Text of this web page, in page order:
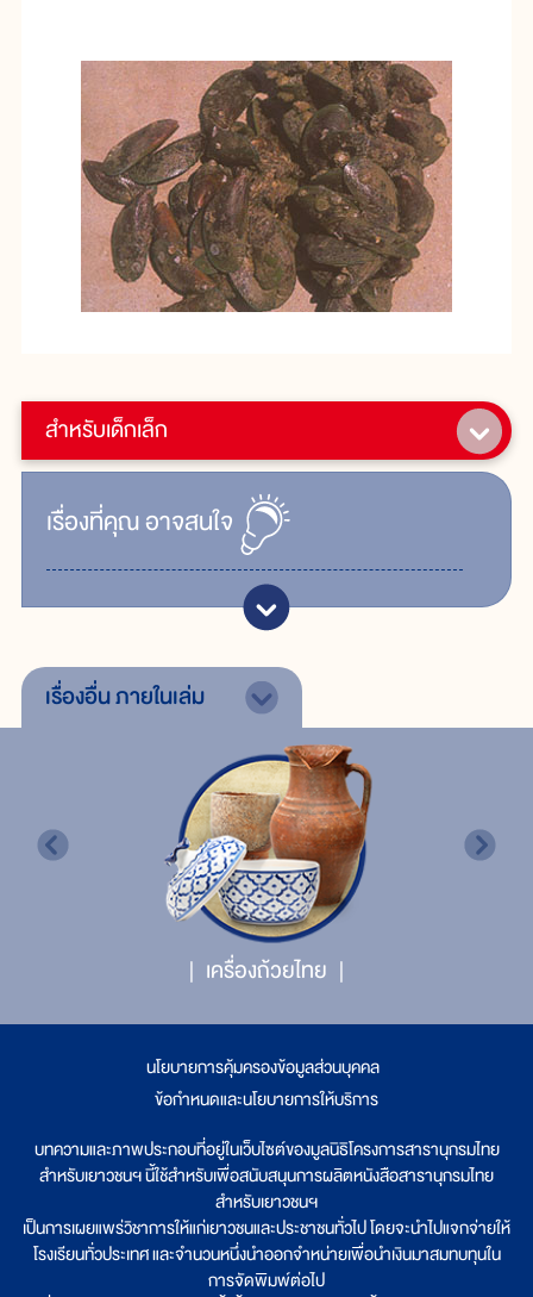
สำหรับเด็กเล็ก
เรื่ิองที่คุณอาจสนใจ
เรื่องอื่นภายในเล่ม
เครื่องถ้วยไทย
นโยบายการคุ้มครองข้อมูลส่วนบุคคล
ข้อกำหนดและนโยบายการให้บริการ
บทความและภาพประกอบที่อยู่ในเว็บไซต์ของมูลนิธิโครงการสารานุกรมไทย
สำหรับเยาวชนฯ นี้ใช้สำหรับเพื่อสนับสนุนการผลิตหนังสือสารานุกรมไทย
สำหรับเยาวชนฯ
เป็นการเผยแพร่วิชาการให้แก่เยาวชนและประชาชนทั่วไป โดยจะนำไปแจกจ่ายให้
โรงเรียนทั่วประเทศ และจำนวนหนึ่งนำออกจำหน่ายเพื่อนำเงินมาสมทบทุนใน
การจัดพิมพ์ต่อไป